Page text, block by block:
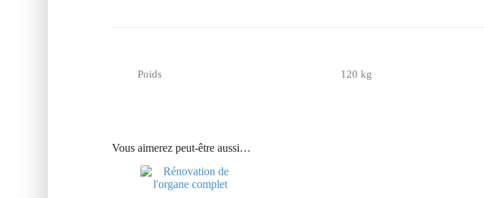
Poids 120 kg
Vous aimerez peut-être aussi…